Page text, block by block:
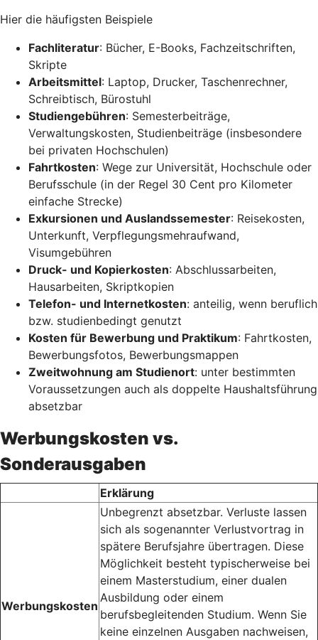
Hier die häufigsten Beispiele
Fachliteratur: Bücher, E-Books, Fachzeitschriften,
Skripte
Arbeitsmittel: Laptop, Drucker, Taschenrechner,
Schreibtisch, Bürostuhl
Studiengebühren: Semesterbeiträge,
Verwaltungskosten, Studienbeiträge (insbesondere
bei privaten Hochschulen)
Fahrtkosten: Wege zur Universität, Hochschule oder
Berufsschule (in der Regel 30 Cent pro Kilometer
einfache Strecke)
Exkursionen und Auslandssemester: Reisekosten,
Unterkunft, Verpflegungsmehraufwand,
Visumgebühren
Druck- und Kopierkosten: Abschlussarbeiten,
Hausarbeiten, Skriptkopien
Telefon- und Internetkosten: anteilig, wenn beruflich
bzw. studienbedingt genutzt
Kosten für Bewerbung und Praktikum: Fahrtkosten,
Bewerbungsfotos, Bewerbungsmappen
Zweitwohnung am Studienort: unter bestimmten
Voraussetzungen auch als doppelte Haushaltsführung
absetzbar
Werbungskosten vs.
Sonderausgaben
Erklärung
Werbungskosten
Unbegrenzt absetzbar. Verluste lassen
sich als sogenannter Verlustvortrag in
spätere Berufsjahre übertragen. Diese
Möglichkeit besteht typischerweise bei
einem Masterstudium, einer dualen
Ausbildung oder einem
berufsbegleitenden Studium. Wenn Sie
keine einzelnen Ausgaben nachweisen,